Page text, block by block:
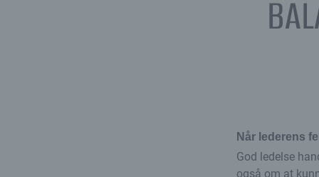
Når lederens
God ledelse
også om at